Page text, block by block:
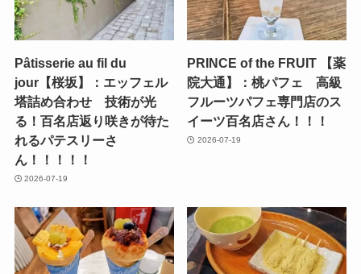
Pâtisserie au fil du
jour【桜坂】：エッフェル
塔詰め合わせ 技術が光
る！百名店返り咲きが待た
れるパテスリーさ
ん！！！！！
2026-07-19
PRINCE of the FRUIT 【薬
院大通】：桃パフェ 高級
フルーツパフェ専門店のス
イーツ百名店さん！！！
2026-07-19